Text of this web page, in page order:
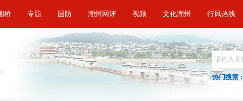
桥 专题 国防 潮州网评 视频 文化潮州 行风热线
热门搜索 :